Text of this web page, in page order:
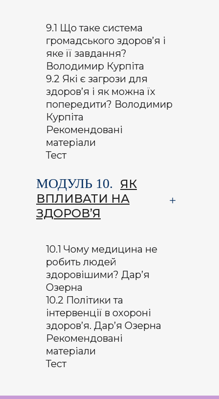
9.1 Що таке система
громадського здоров’я і
яке її завдання?
Володимир Курпіта
9.2 Які є загрози для
здоров’я і як можна їх
попередити? Володимир
Курпіта
Рекомендовані
матеріали
Тест
МОДУЛЬ 10. ЯК
ВПЛИВАТИ НА
ЗДОРОВ’Я
10.1 Чому медицина не
робить людей
здоровішими? Дар’я
Озерна
10.2 Політики та
інтервенції в охороні
здоров’я. Дар’я Озерна
Рекомендовані
матеріали
Тест